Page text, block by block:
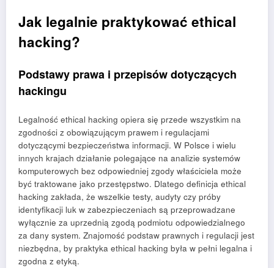
Jak legalnie praktykować ethical
hacking?
Podstawy prawa i przepisów dotyczących
hackingu
Legalność ethical hacking opiera się przede wszystkim na
zgodności z obowiązującym prawem i regulacjami
dotyczącymi bezpieczeństwa informacji. W Polsce i wielu
innych krajach działanie polegające na analizie systemów
komputerowych bez odpowiedniej zgody właściciela może
być traktowane jako przestępstwo. Dlatego definicja ethical
hacking zakłada, że wszelkie testy, audyty czy próby
identyfikacji luk w zabezpieczeniach są przeprowadzane
wyłącznie za uprzednią zgodą podmiotu odpowiedzialnego
za dany system. Znajomość podstaw prawnych i regulacji jest
niezbędna, by praktyka ethical hacking była w pełni legalna i
zgodna z etyką.